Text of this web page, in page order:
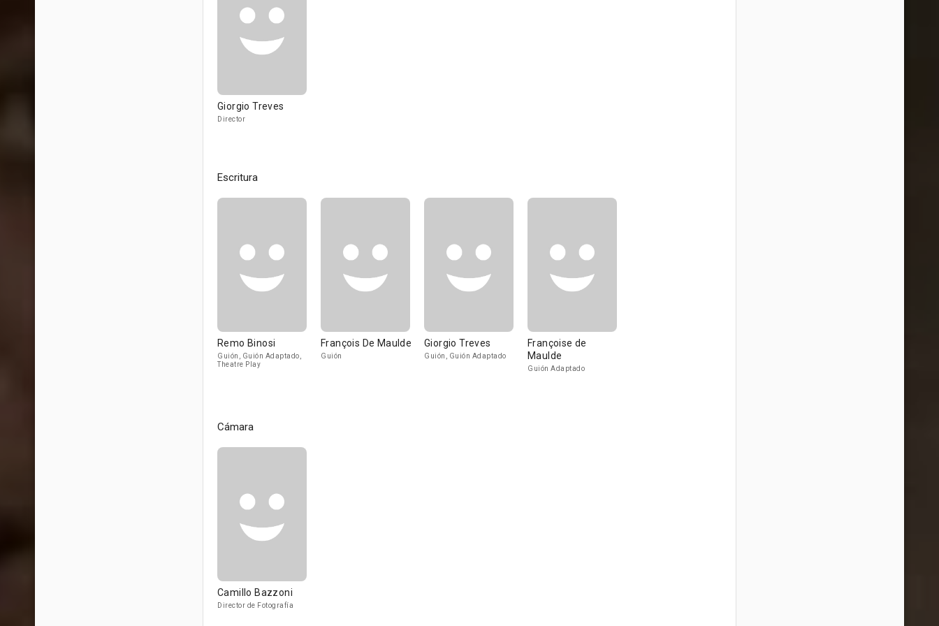
Giorgio Treves
Director
Escritura
Remo Binosi
Guión, Guión Adaptado,
Theatre Play
François De Maulde
Guión
Giorgio Treves
Guión, Guión Adaptado
Françoise de
Maulde
Guión Adaptado
Cámara
Camillo Bazzoni
Director de Fotografía